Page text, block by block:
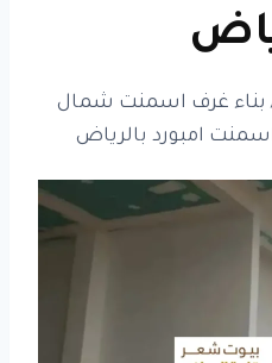
بناء غرف اسمنت شمال
امبورد بالرياض